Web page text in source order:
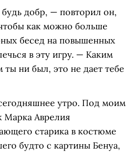
добр, — повторил он,
как можно больше
бесед на повышенных
в эту игру. — Каким
ни был, это не дает тебе
утро. Под моим
Марка Аврелия
старика в костюме
будто с картины Бенуа,